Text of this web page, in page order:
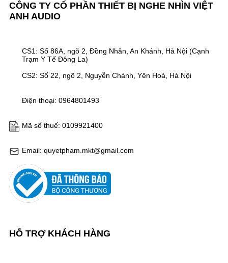
CÔNG TY CỔ PHẦN THIẾT BỊ NGHE NHÌN VIỆT
ANH AUDIO
Email: quyetpham.mkt@gmail.com
Mã số thuế: 0109921400
Điện thoại: 0964801493
CS1: Số 86A, ngõ 2, Đồng Nhân, An Khánh, Hà Nội (Cạnh
Trạm Y Tế Đông La)
CS2: Số 22, ngõ 2, Nguyễn Chánh, Yên Hoà, Hà Nội
HỖ TRỢ KHÁCH HÀNG